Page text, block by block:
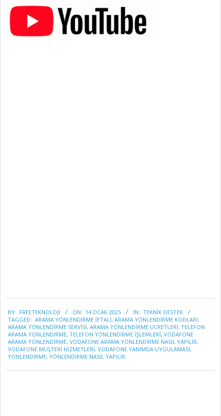
01-
14
BY: FREETEKNOLOJI ON: 14 OCAK 2025 IN: TEKNİK DESTEK
TAGGED: ARAMA YÖNLENDIRME IPTALI, ARAMA YÖNLENDIRME KODLARI,
ARAMA YÖNLENDIRME SERVISI, ARAMA YÖNLENDIRME ÜCRETLERI, TELEFON
ARAMA YÖNLENDIRME, TELEFON YÖNLENDIRME IŞLEMLERI, VODAFONE
ARAMA YÖNLENDIRME, VODAFONE ARAMA YÖNLENDIRME NASIL YAPILIR,
VODAFONE MÜŞTERI HIZMETLERI, VODAFONE YANIMDA UYGULAMASI,
YÖNLENDIRME, YÖNLENDIRME NASIL YAPILIR